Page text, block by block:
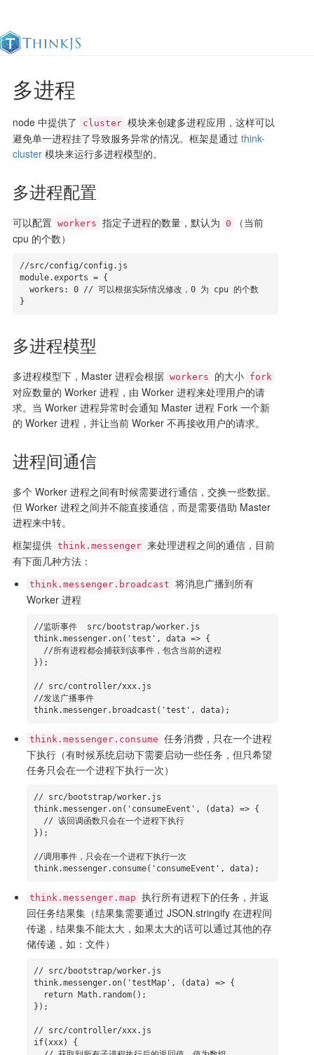
官方文档
多进程
node 中提供了 cluster 模块来创建多进程应用，这样可以
避免单一进程挂了导致服务异常的情况。框架是通过 think-
cluster模块来运行多进程模型的。
多进程配置
可以配置 workers 指定子进程的数量，默认为 0
（当前
cpu 的个数）
//src/config/config.js
module.exports = {
}
多进程模型
多进程模型下，Master 进程会根据 workers 的大小 fork
对应数量的 Worker 进程，由 Worker 进程来处理用户的请
求。当 Worker 进程异常时会通知 Master 进程 Fork 一个新
的 Worker 进程，并让当前 Worker 不再接收用户的请求。
进程间通信
多个 Worker 进程之间有时候需要进行通信，交换一些数据。
但 Worker 进程之间并不能直接通信，而是需要借助 Master
进程来中转。
框架提供 think.messenger 来处理进程之间的通信，目前
有下面几种方法：
think.messenger.broadcast 将消息广播到所有
Worker 进程
//监听事件  src/bootstrap/worker.js
think.messenger.on('test', data => {
});
// src/controller/xxx.js
//发送广播事件
think.messenger.broadcast('test', data);
think.messenger.consume 任务消费，只在一个进程
下执行（有时候系统启动下需要启动一些任务，但只希望
任务只会在一个进程下执行一次）
// src/bootstrap/worker.js
think.messenger.on('consumeEvent', (data) => {
});
//调用事件，只会在一个进程下执行一次
think.messenger.consume('consumeEvent', data);
think.messenger.map 执行所有进程下的任务，并返
回任务结果集（结果集需要通过 JSON.stringify 在进程间
传递，结果集不能太大，如果太大的话可以通过其他的存
储传递，如：文件）
// src/bootstrap/worker.js
think.messenger.on('testMap', (data) => {
});
// src/controller/xxx.js
if(xxx) {